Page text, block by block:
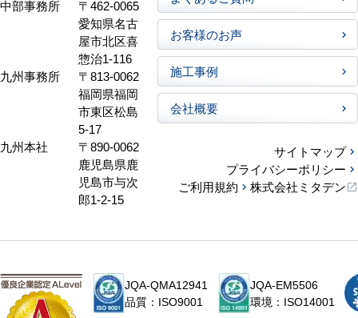
中部事務所
〒462-0065
愛知県名古
屋市北区喜
惣治1-116
九州事務所
〒813-0062
福岡県福岡
市東区松島
5-17
九州本社
〒890-0062
鹿児島県鹿
児島市与次
郎1-2-15
お客様のお声
施工事例
会社概要
サイトマップ
プライバシーポリシー
ご利用規約
株式会社ミタデン
JQA-QMA12941
品質：ISO9001
JQA-EM5506
環境：ISO14001